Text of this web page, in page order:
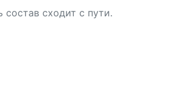
состав сходит с пути.